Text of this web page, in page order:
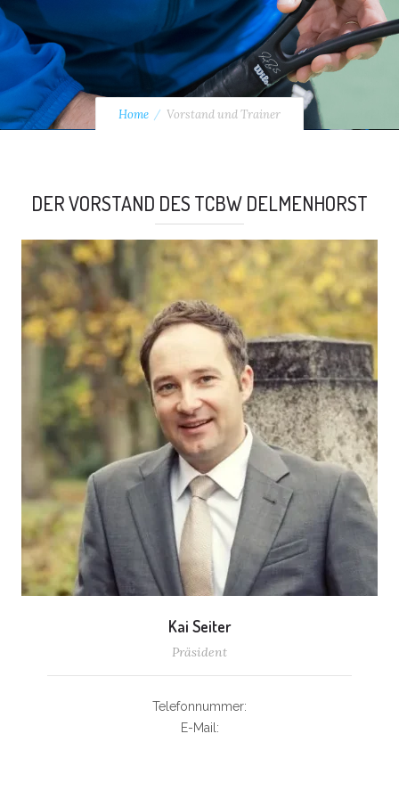
Home Vorstand und Trainer
DER VORSTAND DES TCBW DELMENHORST
Kai Seiter
Präsident
Telefonnummer:
E-Mail: